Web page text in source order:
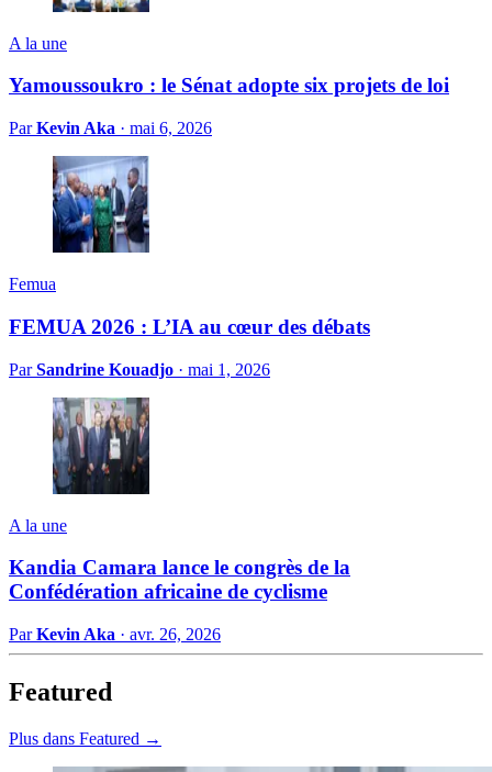
A la une
Yamoussoukro : le Sénat adopte six projets de loi
ParKevin Aka · mai 6, 2026
Femua
FEMUA 2026 : L’IA au cœur des débats
ParSandrine Kouadjo · mai 1, 2026
A la une
Kandia Camara lance le congrès de la
Confédération africaine de cyclisme
ParKevin Aka · avr. 26, 2026
Featured
Plus dans Featured →